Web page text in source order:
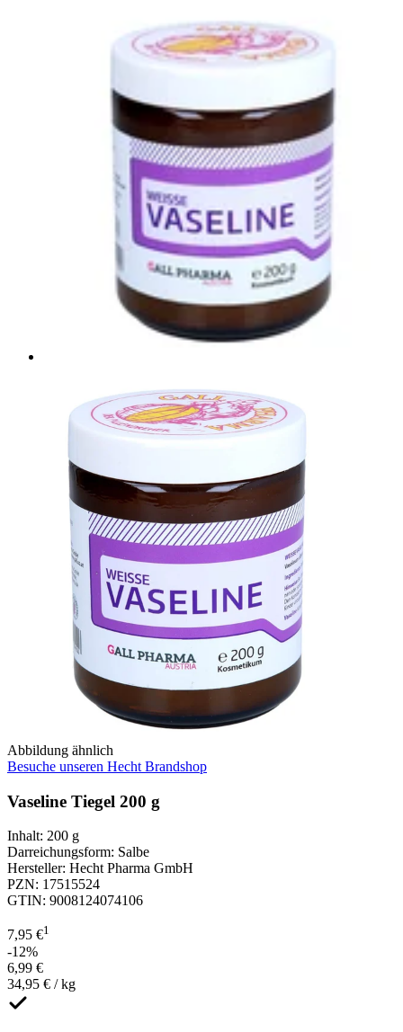
Abbildung ähnlich
Besuche unseren Hecht Brandshop
Vaseline Tiegel 200 g
Inhalt: 200 g
Darreichungsform: Salbe
Hersteller: Hecht Pharma GmbH
PZN: 17515524
GTIN: 9008124074106
7,95 €1
-12%
6,99 €
34,95 € / kg